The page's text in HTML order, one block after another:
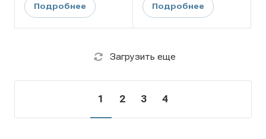
Подробнее Подробнее
Загрузить еще
1 2 3 4